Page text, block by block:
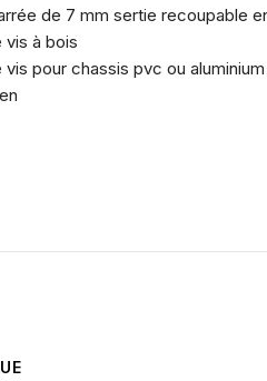
de 7 mm sertie recoupable
à bois
pour chassis pvc ou aluminium